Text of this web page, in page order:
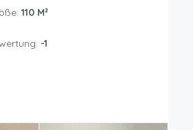
110 M²
-1